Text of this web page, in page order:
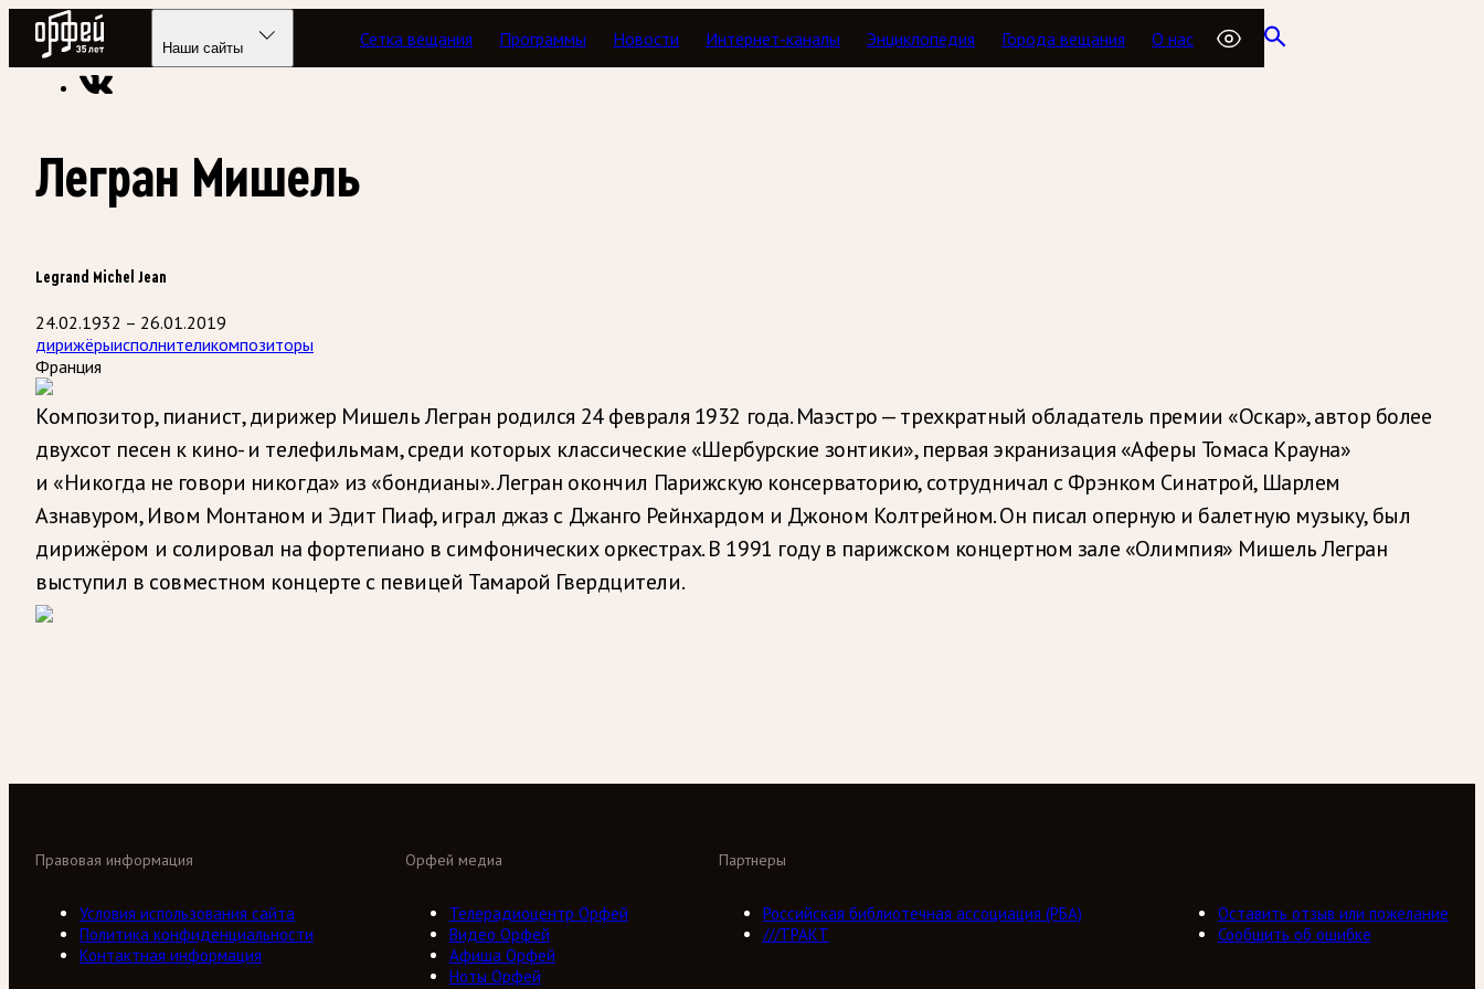
Радио Орфей
Наши сайты Сетка вещания Программы Новости Интернет-каналы Энциклопедия Города вещания О нас
Радио классической музыки «Орфей» Энциклопедия
Легран Мишель
Legrand Michel Jean
24.02.1932 – 26.01.2019
дирижёрыисполнителикомпозиторы
Франция
Композитор, пианист, дирижер Мишель Легран родился 24 февраля 1932 года. Маэстро — трехкратный обладатель премии «Оскар», автор более
двухсот песен к кино- и телефильмам, среди которых классические «Шербурские зонтики», первая экранизация «Аферы Томаса Крауна»
и «Никогда не говори никогда» из «бондианы». Легран окончил Парижскую консерваторию, сотрудничал с Фрэнком Синатрой, Шарлем
Азнавуром, Ивом Монтаном и Эдит Пиаф, играл джаз с Джанго Рейнхардом и Джоном Колтрейном. Он писал оперную и балетную музыку, был
дирижёром и солировал на фортепиано в симфонических оркестрах. В 1991 году в парижском концертном зале «Олимпия» Мишель Легран
выступил в совместном концерте с певицей Тамарой Гвердцители.
Орфей медиа
Телерадиоцентр Орфей
Видео Орфей
Афиша Орфей
Ноты Орфей
Партнеры
Российская библиотечная ассоциация (РБА)
///ТРАКТ
Правовая информация
Условия использования сайта
Политика конфиденциальности
Контактная информация
Оставить отзыв или пожелание
Сообщить об ошибке